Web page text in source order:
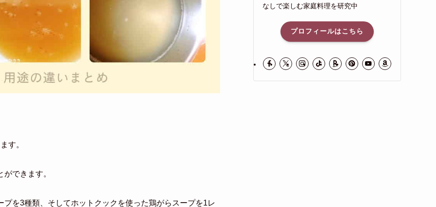
す。
できます。
を3種類、そしてホットクックを使った鶏がらスープを1レ
なしで楽しむ家庭料理を研究中
プロフィールはこちら